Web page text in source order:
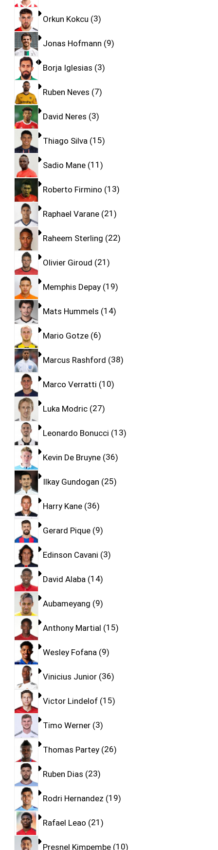
Orkun Kokcu 3
Jonas Hofmann 9
Borja Iglesias 3
Ruben Neves 7
David Neres 3
Thiago Silva 15
Sadio Mane 11
Roberto Firmino 13
Raphael Varane 21
Raheem Sterling 22
Olivier Giroud 21
Memphis Depay 19
Mats Hummels 14
Mario Gotze 6
Marcus Rashford 38
Marco Verratti 10
Luka Modric 27
Leonardo Bonucci 13
Kevin De Bruyne 36
Ilkay Gundogan 25
Harry Kane 36
Gerard Pique 9
Edinson Cavani 3
David Alaba 14
Aubameyang 9
Anthony Martial 15
Wesley Fofana 9
Vinicius Junior 36
Victor Lindelof 15
Timo Werner 3
Thomas Partey 26
Ruben Dias 23
Rodri Hernandez 19
Rafael Leao 21
Presnel Kimpembe 10